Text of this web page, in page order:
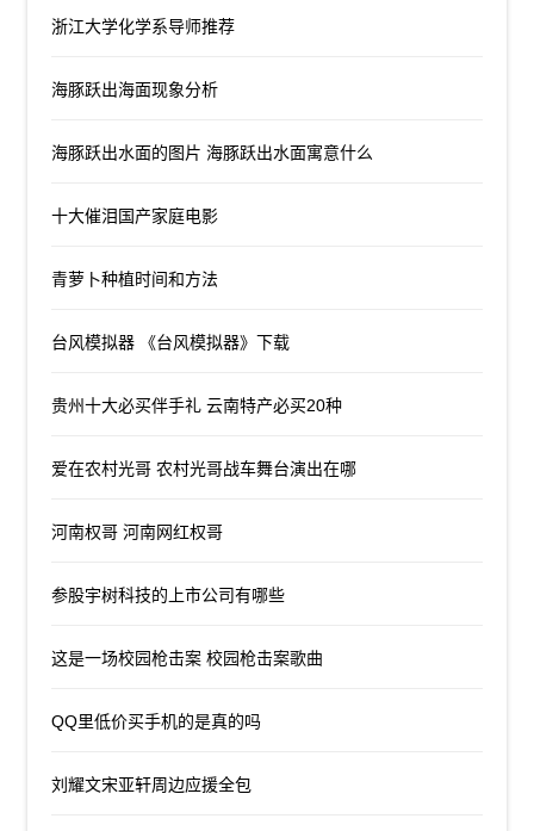
浙江大学化学系导师推荐
海豚跃出海面现象分析
海豚跃出水面的图片 海豚跃出水面寓意什么
十大催泪国产家庭电影
青萝卜种植时间和方法
台风模拟器 《台风模拟器》下载
贵州十大必买伴手礼 云南特产必买20种
爱在农村光哥 农村光哥战车舞台演出在哪
河南权哥 河南网红权哥
参股宇树科技的上市公司有哪些
这是一场校园枪击案 校园枪击案歌曲
QQ里低价买手机的是真的吗
刘耀文宋亚轩周边应援全包